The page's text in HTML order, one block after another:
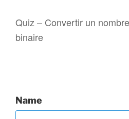
Quiz – Convertir un
binaire
Name